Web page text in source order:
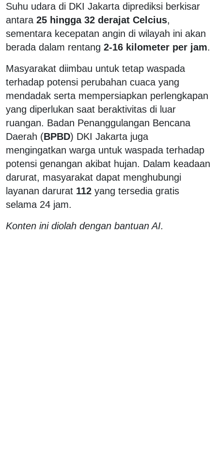
Suhu udara di DKI Jakarta diprediksi berkisar
antara 25 hingga 32 derajat Celcius,
sementara kecepatan angin di wilayah ini akan
berada dalam rentang 2-16 kilometer per jam.
Masyarakat diimbau untuk tetap waspada
terhadap potensi perubahan cuaca yang
mendadak serta mempersiapkan perlengkapan
yang diperlukan saat beraktivitas di luar
ruangan. Badan Penanggulangan Bencana
Daerah (BPBD) DKI Jakarta juga
mengingatkan warga untuk waspada terhadap
potensi genangan akibat hujan. Dalam keadaan
darurat, masyarakat dapat menghubungi
layanan darurat 112 yang tersedia gratis
selama 24 jam.
Konten ini diolah dengan bantuan AI.